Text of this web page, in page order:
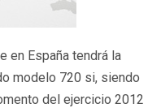
en España tendrá la
modelo 720 si, siendo
del ejercicio 2012